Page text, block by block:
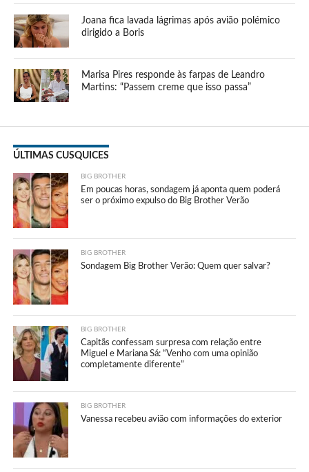
Joana fica lavada lágrimas após avião polémico
dirigido a Boris
Marisa Pires responde às farpas de Leandro
Martins: “Passem creme que isso passa”
ÚLTIMAS CUSQUICES
BIG BROTHER
Em poucas horas, sondagem já aponta quem poderá
ser o próximo expulso do Big Brother Verão
BIG BROTHER
Sondagem Big Brother Verão: Quem quer salvar?
BIG BROTHER
Capitãs confessam surpresa com relação entre
Miguel e Mariana Sá: “Venho com uma opinião
completamente diferente”
BIG BROTHER
Vanessa recebeu avião com informações do exterior